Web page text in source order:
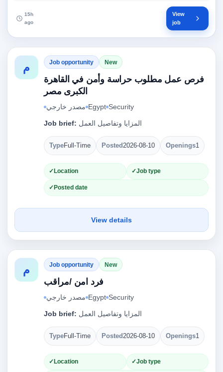
15h
ago
View
job
م Job opportunity New
فرص عمل مطلوب حراسة وأمن في القاهرة
الكبرى مصر
مصدر خارجي Egypt Security
Job brief: المزايا وتفاصيل العمل
TypeFull-Time Posted2026-08-10 Openings1
Location Job type
Posted date
View details
م Job opportunity New
فرد امن /مراقب
مصدر خارجي Egypt Security
Job brief: المزايا وتفاصيل العمل
TypeFull-Time Posted2026-08-10 Openings1
Location Job type